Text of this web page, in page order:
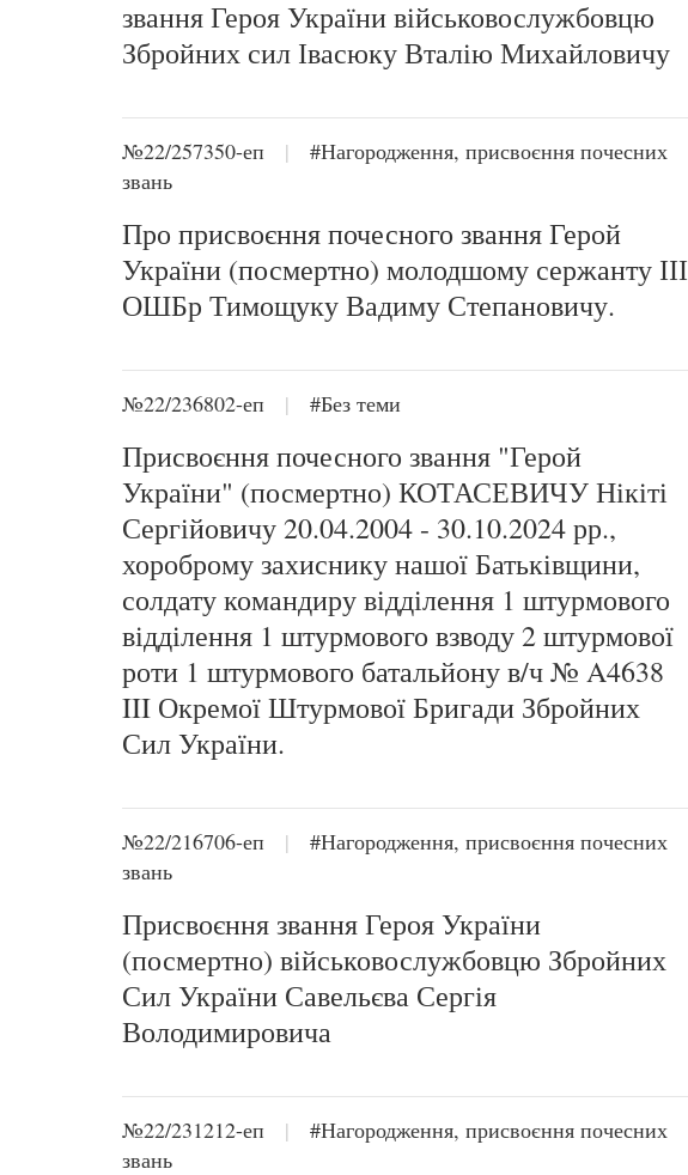
звання Героя України військовослужбовцю
Збройних сил Івасюку Вталію Михайловичу
№22/257350-еп |
#Нагородження, присвоєння почесних
звань
Про присвоєння почесного звання Герой
України (посмертно) молодшому сержанту ІІІ
ОШБр Тимощуку Вадиму Степановичу.
№22/236802-еп | #Без теми
Присвоєння почесного звання "Герой
України" (посмертно) КОТАСЕВИЧУ Нікіті
Сергійовичу 20.04.2004 - 30.10.2024 рр.,
хороброму захиснику нашої Батьківщини,
солдату командиру відділення 1 штурмового
відділення 1 штурмового взводу 2 штурмової
роти 1 штурмового батальйону в/ч № A4638
III Окремої Штурмової Бригади Збройних
Сил України.
№22/216706-еп |
#Нагородження, присвоєння почесних
звань
Присвоєння звання Героя України
(посмертно) військовослужбовцю Збройних
Сил України Савельєва Сергія
Володимировича
№22/231212-еп |
#Нагородження, присвоєння почесних
звань